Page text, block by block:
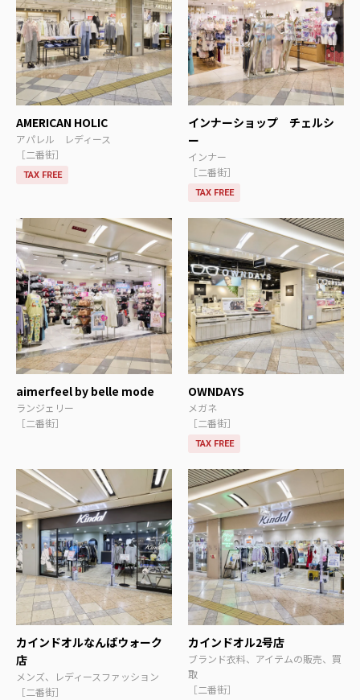
AMERICAN HOLIC
アパレル レディース
［二番街］
TAX FREE
インナーショップ チェルシ
ー
インナー
［二番街］
TAX FREE
aimerfeel by belle mode
ランジェリー
［二番街］
OWNDAYS
メガネ
［二番街］
TAX FREE
カインドオルなんばウォーク
店
メンズ、レディースファッション
［二番街］
カインドオル2号店
ブランド衣料、アイテムの販売、買
取
［二番街］